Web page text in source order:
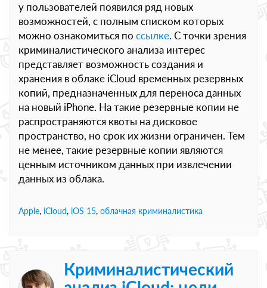
у пользователей появился ряд новых
возможностей, с полным списком которых
можно ознакомиться по ссылке. С точки зрения
криминалистического анализа интерес
представляет возможность создания и
хранения в облаке iCloud временных резервных
копий, предназначенных для переноса данных
на новый iPhone. На такие резервные копии не
распространяются квоты на дисковое
пространство, но срок их жизни ограничен. Тем
не менее, такие резервные копии являются
ценным источником данных при извлечении
данных из облака.
Apple, iCloud, iOS 15, облачная криминалистика
Криминалистический